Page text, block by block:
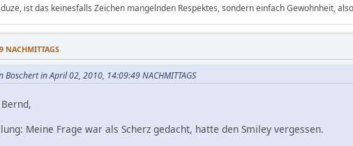
ist das keinesfalls Zeichen mangelnden Respektes, sondern einfach Gewohnheit,
NACHMITTAGS
Boschert in April 02, 2010, 14:09:49 NACHMITTAGS
Meine Frage war als Scherz gedacht, hatte den Smiley vergessen.